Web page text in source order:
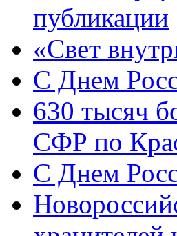
публикации
«Свет
C Днем
630 тысяч
СФР по
C Днем